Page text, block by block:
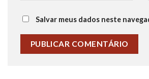
Salvar meus dados neste